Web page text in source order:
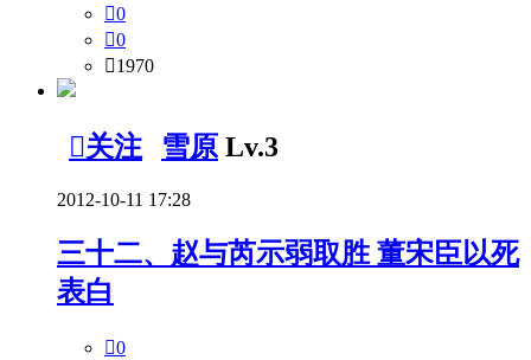
0
0
1970
关注 雪原 Lv.3
2012-10-11 17:28
三十二、赵与芮示弱取胜 董宋臣以死
表白
0